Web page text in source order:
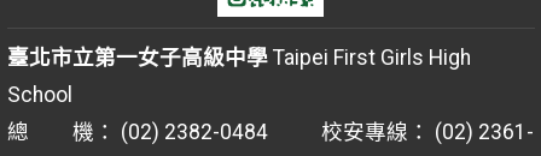
臺北市立第一女子高級中學Taipei First Girls High
School
總 機： (02) 2382-0484 校安專線： (02) 2361-